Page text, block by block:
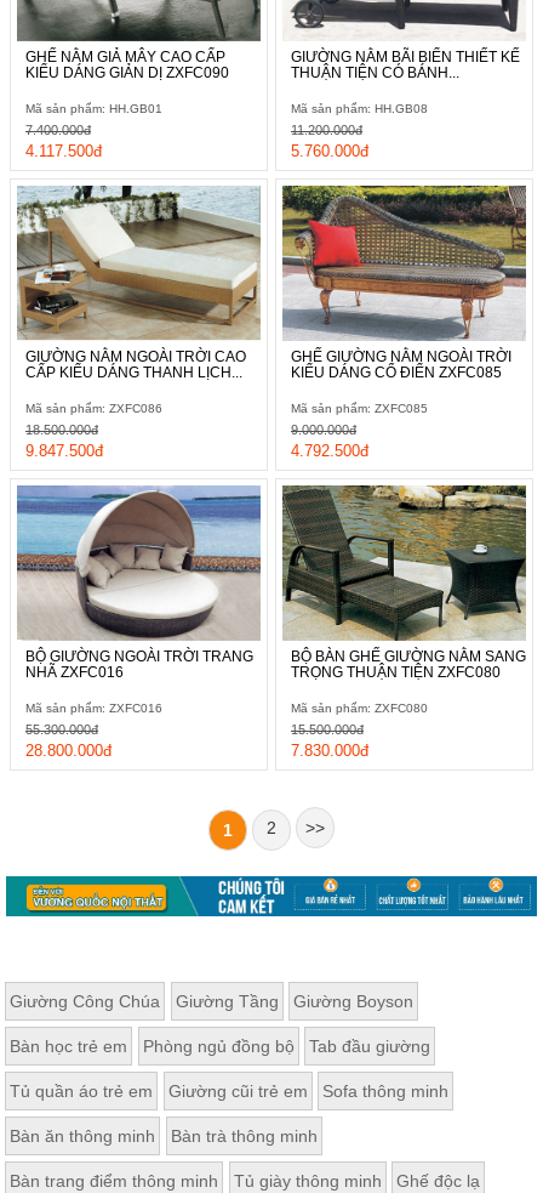
GHẾ NẰM GIẢ MÂY CAO CẤP
KIỂU DÁNG GIẢN DỊ ZXFC090
Mã sản phẩm: HH.GB01
4.117.500đ
7.400.000đ
GIƯỜNG NẰM BÃI BIỂN THIẾT KẾ
THUẬN TIỆN CÓ BÁNH...
Mã sản phẩm: HH.GB08
5.760.000đ
11.200.000đ
GIƯỜNG NẰM NGOÀI TRỜI CAO
CẤP KIỂU DÁNG THANH LỊCH...
Mã sản phẩm: ZXFC086
9.847.500đ
18.500.000đ
GHẾ GIƯỜNG NẰM NGOÀI TRỜI
KIỂU DÁNG CỔ ĐIỂN ZXFC085
Mã sản phẩm: ZXFC085
4.792.500đ
9.000.000đ
BỘ GIƯỜNG NGOÀI TRỜI TRANG
NHÃ ZXFC016
Mã sản phẩm: ZXFC016
28.800.000đ
55.300.000đ
BỘ BÀN GHẾ GIƯỜNG NẰM SANG
TRỌNG THUẬN TIỆN ZXFC080
Mã sản phẩm: ZXFC080
7.830.000đ
15.500.000đ
1 2 >>
Giường Công Chúa Giường Tầng Giường Boyson
Bàn học trẻ em Phòng ngủ đồng bộ Tab đầu giường
Tủ quần áo trẻ em Giường cũi trẻ em Sofa thông minh
Bàn ăn thông minh Bàn trà thông minh
Bàn trang điểm thông minh Tủ giày thông minh Ghế độc lạ